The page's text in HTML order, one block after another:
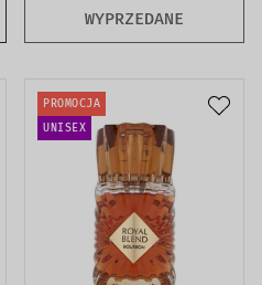
WYPRZEDANE
PROMOCJA
UNISEX